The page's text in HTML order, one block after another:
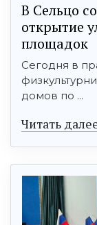
В Сельцо
открытие
площадок
Сегодня в
домов по ...
Читать